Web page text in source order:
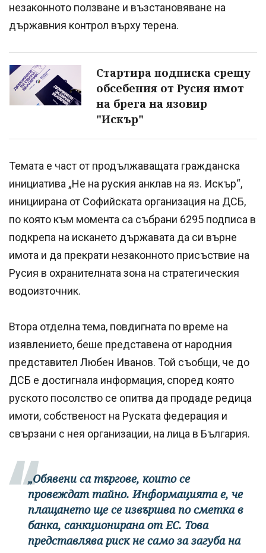
незаконното ползване и възстановяване на
държавния контрол върху терена.
Стартира подписка срещу
обсебения от Русия имот
на брега на язовир
"Искър"
Темата е част от продължаващата гражданска
инициатива „Не на руския анклав на яз. Искър“,
инициирана от Софийската организация на ДСБ,
по която към момента са събрани 6295 подписа в
подкрепа на искането държавата да си върне
имота и да прекрати незаконното присъствие на
Русия в охранителната зона на стратегическия
водоизточник.
Втора отделна тема, повдигната по време на
изявлението, беше представена от народния
представител Любен Иванов. Той съобщи, че до
ДСБ е достигнала информация, според която
руското посолство се опитва да продаде редица
имоти, собственост на Руската федерация и
свързани с нея организации, на лица в България.
„Обявени са търгове, които се
провеждат тайно. Информацията е, че
плащането ще се извършва по сметка в
банка, санкционирана от ЕС. Това
представлява риск не само за загуба на